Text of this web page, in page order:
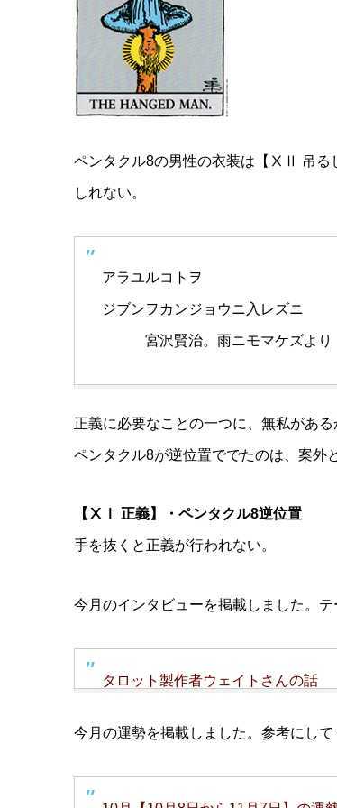
ペンタクル8の男性の衣装は【ⅩⅡ 吊る
しれない。
アラユルコトヲ
ジブンヲカンジョウニ入レズニ
宮沢賢治。雨ニモマケズより
正義に必要なことの一つに、無私があ
ペンタクル8が逆位置ででたのは、案外
【ⅩⅠ 正義】・ペンタクル8逆位置
手を抜くと正義が行われない。
今月のインタビューを掲載しました。
タロット製作者ウェイトさんの話
今月の運勢を掲載しました。参考にして